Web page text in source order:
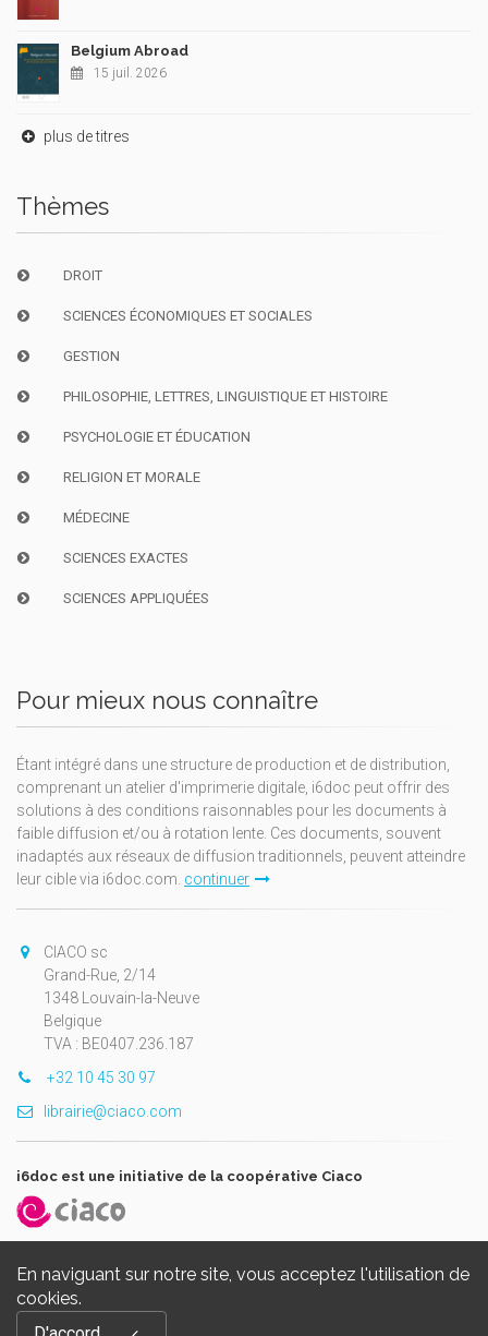
En naviguant sur notre site, vous acceptez l'utilisation de
cookies.
Belgium Abroad
15 juil. 2026
plus de titres
Thèmes
DROIT
SCIENCES ÉCONOMIQUES ET SOCIALES
GESTION
PHILOSOPHIE, LETTRES, LINGUISTIQUE ET HISTOIRE
PSYCHOLOGIE ET ÉDUCATION
RELIGION ET MORALE
MÉDECINE
SCIENCES EXACTES
SCIENCES APPLIQUÉES
Pour mieux nous connaître
Étant intégré dans une structure de production et de distribution,
comprenant un atelier d'imprimerie digitale, i6doc peut offrir des
solutions à des conditions raisonnables pour les documents à
faible diffusion et/ou à rotation lente. Ces documents, souvent
inadaptés aux réseaux de diffusion traditionnels, peuvent atteindre
leur cible via i6doc.com. continuer
CIACO sc
Grand-Rue, 2/14
1348 Louvain-la-Neuve
Belgique
TVA : BE0407.236.187
+32 10 45 30 97
librairie@ciaco.com
i6doc est une initiative de la coopérative Ciaco